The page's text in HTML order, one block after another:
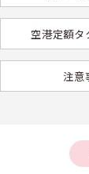
空港定額タ
注意